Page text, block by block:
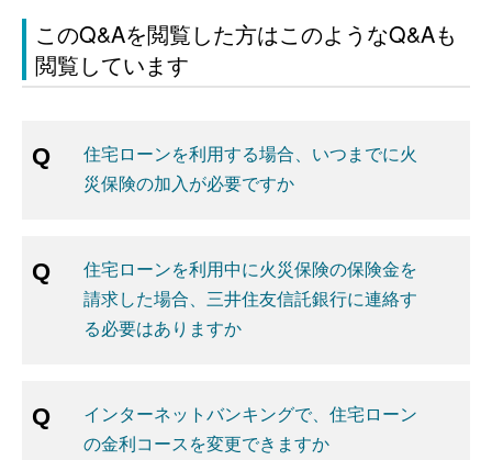
このQ&Aを閲覧した方はこのようなQ&Aも
閲覧しています
住宅ローンを利用する場合、いつまでに火
災保険の加入が必要ですか
住宅ローンを利用中に火災保険の保険金を
請求した場合、三井住友信託銀行に連絡す
る必要はありますか
インターネットバンキングで、住宅ローン
の金利コースを変更できますか